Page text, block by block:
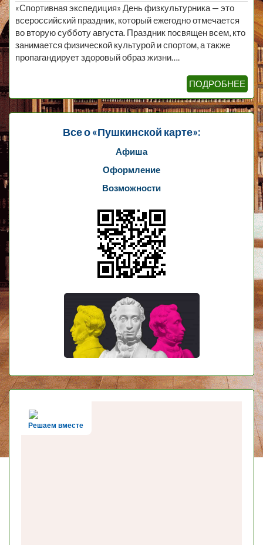
«Спортивная экспедиция» День физкультурника — это
всероссийский праздник, который ежегодно отмечается
во вторую субботу августа. Праздник посвящен всем, кто
занимается физической культурой и спортом, а также
пропагандирует здоровый образ жизни….
ПОДРОБНЕЕ
Все о «Пушкинской карте»:
Афиша
Оформление
Возможности
Решаем вместе